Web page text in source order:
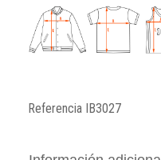
Referencia IB3027